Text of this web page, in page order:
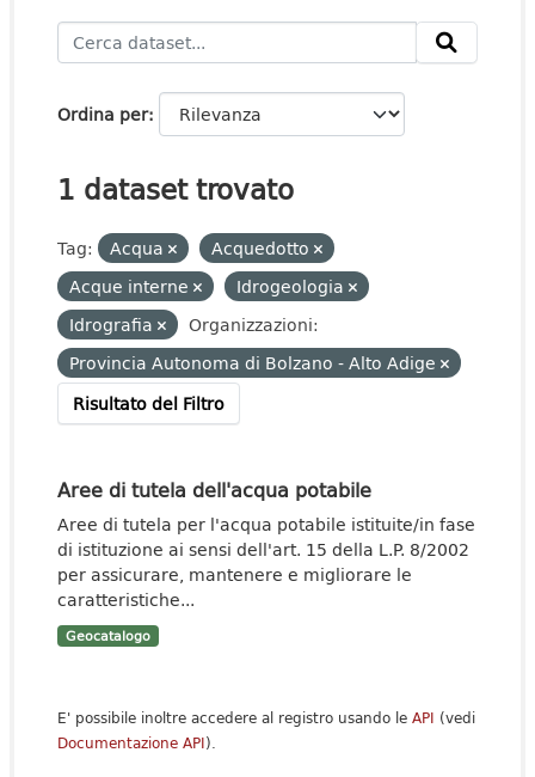
Ordina per
1 dataset trovato
Tag: Acqua
Acquedotto
Acque interne
Idrogeologia
Idrografia
Organizzazioni:
Provincia Autonoma di Bolzano - Alto Adige
Risultato del Filtro
Aree di tutela dell'acqua potabile
Aree di tutela per l'acqua potabile istituite/in fase
di istituzione ai sensi dell'art. 15 della L.P. 8/2002
per assicurare, mantenere e migliorare le
caratteristiche...
Geocatalogo
E' possibile inoltre accedere al registro usando le API (vedi
Documentazione API).